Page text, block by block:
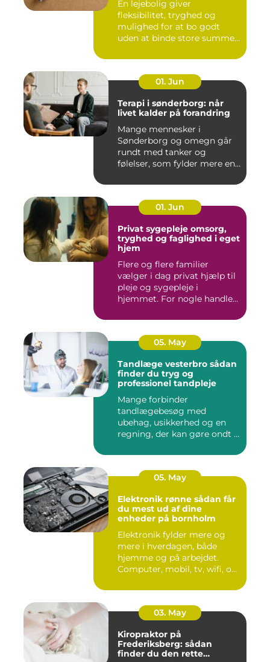
En lejebolig giver
fleksibilitet, tryghed og
mulighed for at bo godt
uden at binde store summer
01. Jun
Terapi i sønderborg: når
livet kalder på forandring
Mange mennesker i
Sønderborg og omegn går
rundt med tanker og
følelser, som fylder mere end
01. Jun
Privat sygepleje omsorg,
tryghed og faglighed i eget
hjem
Flere og flere familier
vælger i dag privat hjælp til
pleje og sygepleje i
hjemmet. For nogle handle...
05. May
Tandlæge vesterbro sådan
finder du tryg og
professionel tandpleje
Mange forbinder
tandlægebesøg med
ubehag, usikkerhed og en
regning, der kan gøre ondt i
05. May
Elektronik rønne sådan får
du mest ud af dine
enheder på bornholm
Elektronik fylder mere og
mere i hverdagen, både
hjemme og på arbejdet.
Computer, mobil, tv, wifi, o...
03. May
Kiropraktor på
Frederiksberg: sådan
finder du den rette